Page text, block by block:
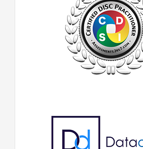
C’est Quoi ?
Connaissez-vous
votre profil ?
En savoir plus…